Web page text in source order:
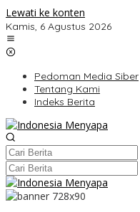
Lewati ke konten
Kamis, 6 Agustus 2026
Pedoman Media Siber
Tentang Kami
Indeks Berita